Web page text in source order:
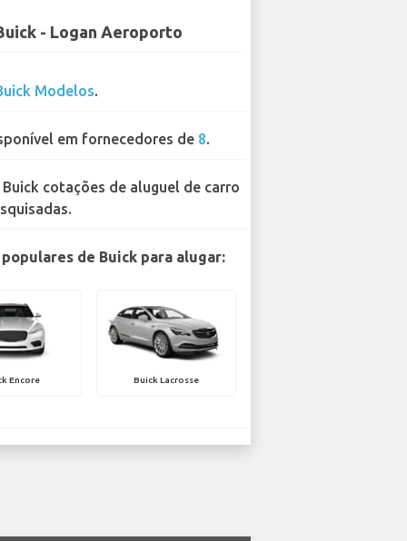
- Logan Aeroporto
Modelos.
em fornecedores de 8.
Buick cotações de aluguel de carro
de Buick para alugar:
Encore Buick Lacrosse